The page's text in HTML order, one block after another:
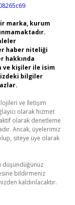
marka, kurum
haber niteliği
hakkında
ve kişiler ile isim
bilgiler
ve İletişim
olarak hizmet
olarak denetleme
Ancak, üyelerimiz
siteye üye olarak
düşündüğünüz
bildirmeniz
kaldırılacaktır.